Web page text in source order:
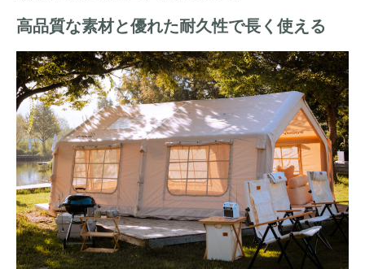
高品質な素材と優れた耐久性で長く使える